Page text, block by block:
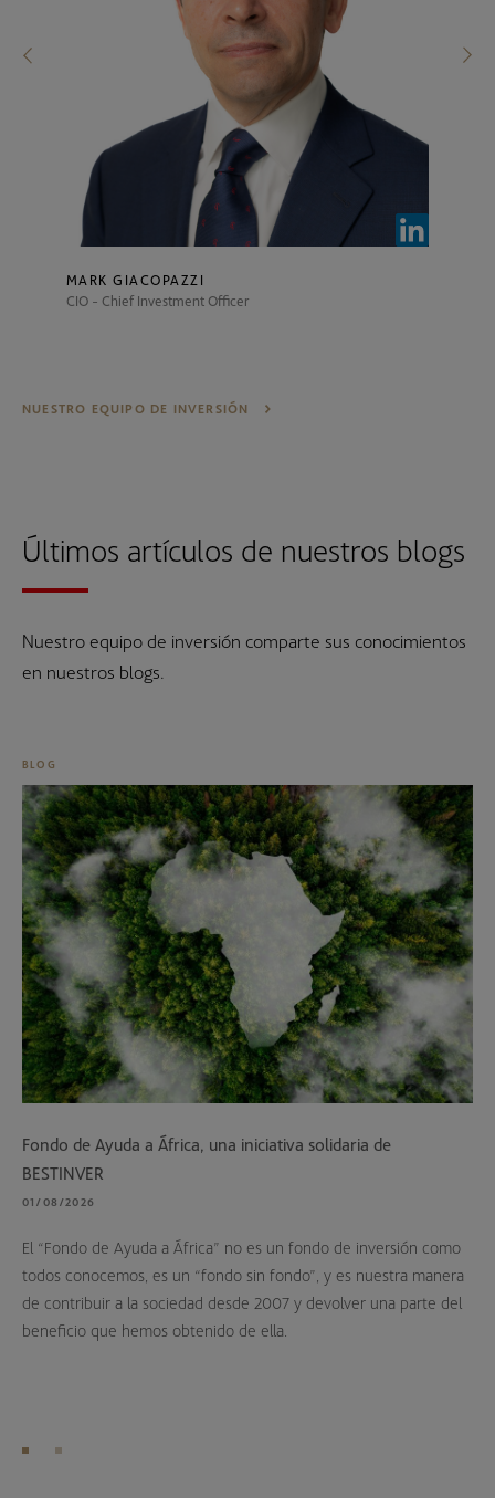
MARK GIACOPAZZI
CIO - Chief Investment Officer
NUESTRO EQUIPO DE INVERSIÓN
Últimos artículos de nuestros blogs
Nuestro equipo de inversión comparte sus conocimientos
en nuestros blogs.
BLOG
Fondo de Ayuda a África, una iniciativa solidaria de
BESTINVER
01/08/2026
El “Fondo de Ayuda a África” no es un fondo de inversión como
todos conocemos, es un “fondo sin fondo”, y es nuestra manera
de contribuir a la sociedad desde 2007 y devolver una parte del
beneficio que hemos obtenido de ella.